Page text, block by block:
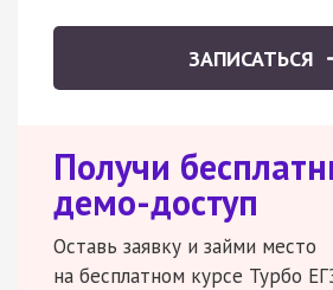
ЗАПИСАТЬСЯ
Получи
демо-доступ
Оставь заявку и займи место
на бесплатном курсе Турбо